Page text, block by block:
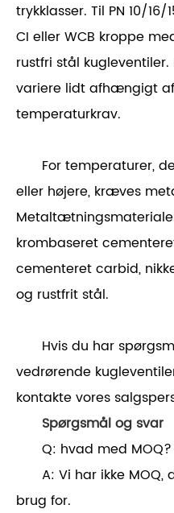
trykklasser. Til PN 10/
CI eller WCB kroppe
rustfri stål
variere lidt afhængigt
temperaturkrav.
For temperaturer,
eller højere, kræves
krombaseret
cementeret carbid,
og rustfrit stål.
Hvis du har
vedrørende
kontakte vores
Spørgsmål og svar
Q: hvad med MOQ?
A: Vi har ikke
brug for.